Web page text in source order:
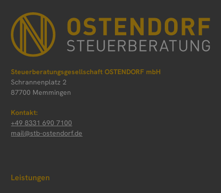
Steuerberatungsgesellschaft OSTENDORF mbH
Schrannenplatz 2
87700 Memmingen
Kontakt:
+49 8331 690 7100
mail@stb-ostendorf.de
Leistungen